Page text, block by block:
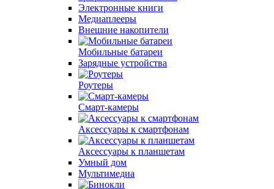
Электронные книги
Медиаплееры
Внешние накопители
Мобильные батареи
Зарядные устройства
Роутеры
Смарт-камеры
Аксессуары к смартфонам
Аксессуары к планшетам
Умный дом
Мультимедиа